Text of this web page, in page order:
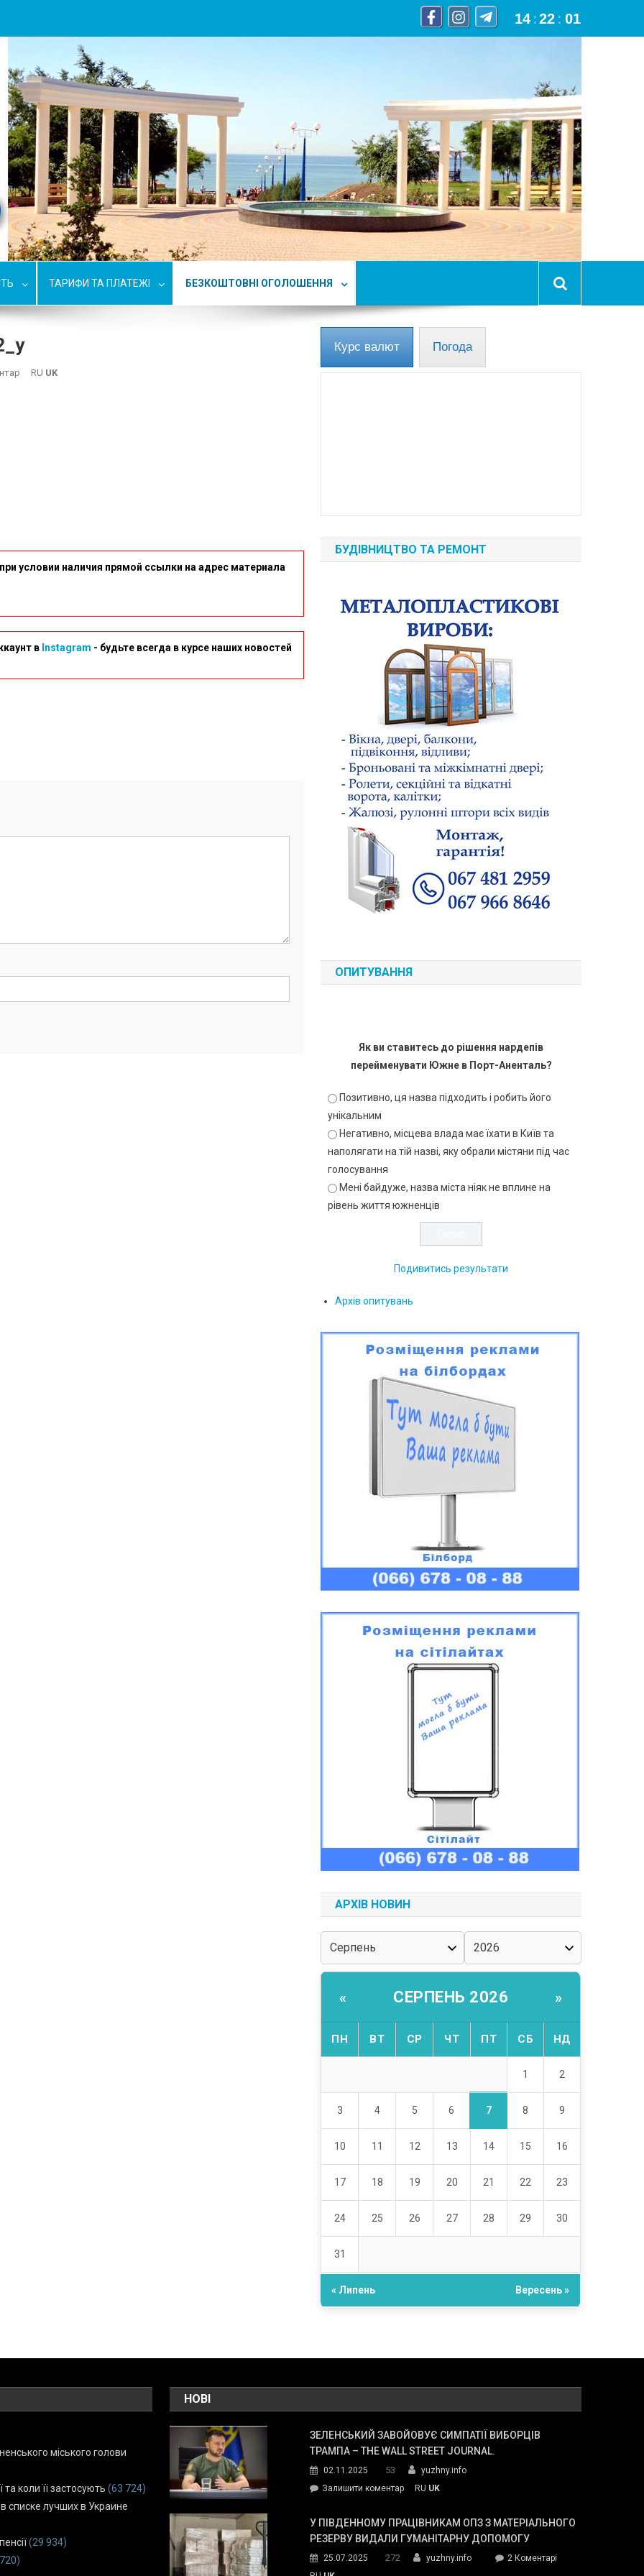
14 :22 : 02
ТАРИФИ ТА ПЛАТЕЖІ БЕЗКОШТОВНІ ОГОЛОШЕННЯ
RU UK
условии наличия прямой ссылки на адрес материала
в Instagram - будьте всегда в курсе наших новостей
Курс валют Погода
БУДІВНИЦТВО ТА РЕМОНТ
ОПИТУВАННЯ
Як ви ставитесь до рішення нардепів
перейменувати Южне в Порт-Аненталь?
Позитивно, ця назва підходить і робить його
унікальним
Негативно, місцева влада має їхати в Київ та
наполягати на тій назві, яку обрали містяни під час
голосування
Мені байдуже, назва міста ніяк не вплине на
рівень життя южненців
Подивитись результати
Архів опитувань
АРХІВ НОВИН
« СЕРПЕНЬ 2026 »
ПН ВТ СР ЧТ ПТ СБ НД
1 2
3 4 5 6 7 8 9
10 11 12 13 14 15 16
17 18 19 20 21 22 23
24 25 26 27 28 29 30
31
« Липень Вересень »
міського голови
коли її застосують (63 724)
списке лучших в Украине
(29 934)
НОВІ
ЗЕЛЕНСЬКИЙ ЗАВОЙОВУЄ СИМПАТІЇ ВИБОРЦІВ
ТРАМПА – THE WALL STREET JOURNAL.
02.11.2025 53
yuzhny.info
Залишити коментарon
завойовує
симпатії
Трампа
RU UK
У ПІВДЕННОМУ ПРАЦІВНИКАМ ОПЗ З МАТЕРІАЛЬНОГО
РЕЗЕРВУ ВИДАЛИ ГУМАНІТАРНУ ДОПОМОГУ
25.07.2025 272 yuzhny.info 2 Коментарідо